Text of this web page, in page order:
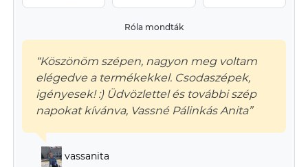
Róla mondták
“Köszönöm szépen, nagyon meg voltam
elégedve a termékekkel. Csodaszépek,
igényesek! :) Üdvözlettel és további szép
napokat kívánva, Vassné Pálinkás Anita”
vassanita